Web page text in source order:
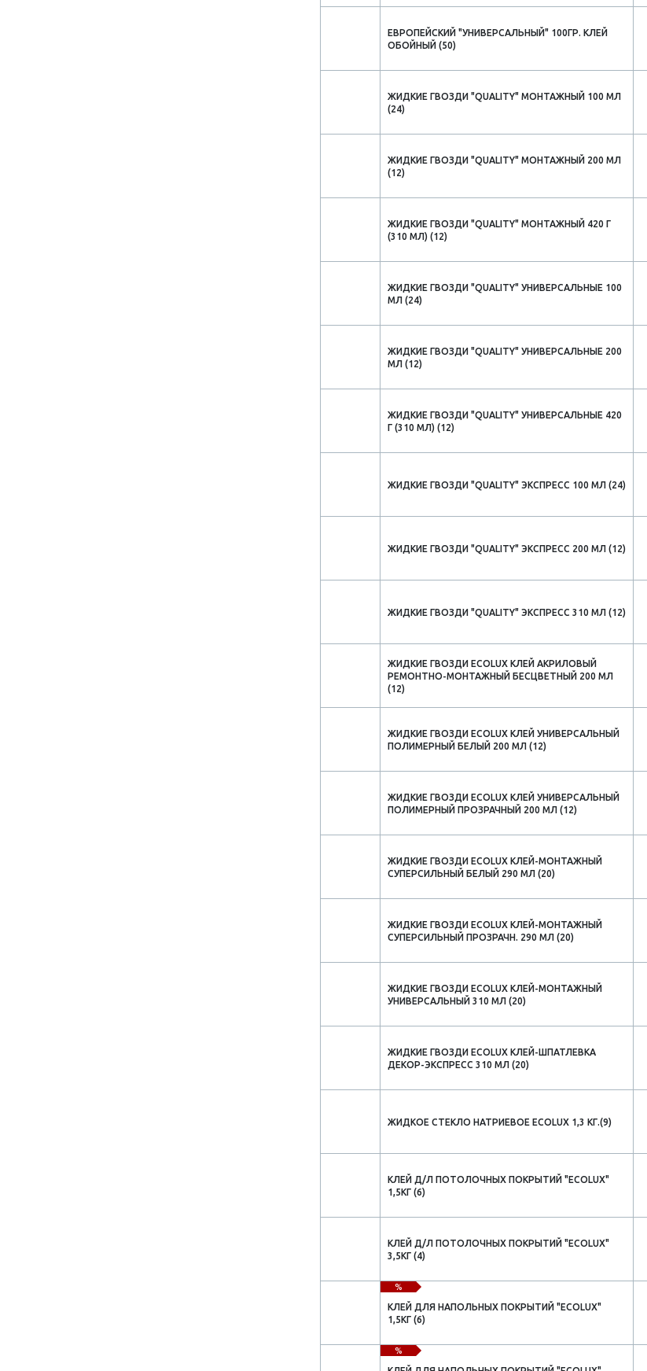
ЕВРОПЕЙСКИЙ "УНИВЕРСАЛЬНЫЙ" 100ГР. КЛЕЙ
ОБОЙНЫЙ (50)
ЖИДКИЕ ГВОЗДИ "QUALITY" МОНТАЖНЫЙ 100 МЛ
(24)
ЖИДКИЕ ГВОЗДИ "QUALITY" МОНТАЖНЫЙ 200 МЛ
(12)
ЖИДКИЕ ГВОЗДИ "QUALITY" МОНТАЖНЫЙ 420 Г
(310 МЛ) (12)
ЖИДКИЕ ГВОЗДИ "QUALITY" УНИВЕРСАЛЬНЫЕ 100
МЛ (24)
ЖИДКИЕ ГВОЗДИ "QUALITY" УНИВЕРСАЛЬНЫЕ 200
МЛ (12)
ЖИДКИЕ ГВОЗДИ "QUALITY" УНИВЕРСАЛЬНЫЕ 420
Г (310 МЛ) (12)
ЖИДКИЕ ГВОЗДИ "QUALITY" ЭКСПРЕСС 100 МЛ (24)
ЖИДКИЕ ГВОЗДИ "QUALITY" ЭКСПРЕСС 200 МЛ (12)
ЖИДКИЕ ГВОЗДИ "QUALITY" ЭКСПРЕСС 310 МЛ (12)
ЖИДКИЕ ГВОЗДИ ECOLUX КЛЕЙ АКРИЛОВЫЙ
РЕМОНТНО-МОНТАЖНЫЙ БЕСЦВЕТНЫЙ 200 МЛ
(12)
ЖИДКИЕ ГВОЗДИ ECOLUX КЛЕЙ УНИВЕРСАЛЬНЫЙ
ПОЛИМЕРНЫЙ БЕЛЫЙ 200 МЛ (12)
ЖИДКИЕ ГВОЗДИ ECOLUX КЛЕЙ УНИВЕРСАЛЬНЫЙ
ПОЛИМЕРНЫЙ ПРОЗРАЧНЫЙ 200 МЛ (12)
ЖИДКИЕ ГВОЗДИ ECOLUX КЛЕЙ-МОНТАЖНЫЙ
СУПЕРСИЛЬНЫЙ БЕЛЫЙ 290 МЛ (20)
ЖИДКИЕ ГВОЗДИ ECOLUX КЛЕЙ-МОНТАЖНЫЙ
СУПЕРСИЛЬНЫЙ ПРОЗРАЧН. 290 МЛ (20)
ЖИДКИЕ ГВОЗДИ ECOLUX КЛЕЙ-МОНТАЖНЫЙ
УНИВЕРСАЛЬНЫЙ 310 МЛ (20)
ЖИДКИЕ ГВОЗДИ ECOLUX КЛЕЙ-ШПАТЛЕВКА
ДЕКОР-ЭКСПРЕСС 310 МЛ (20)
ЖИДКОЕ СТЕКЛО НАТРИЕВОЕ ECOLUX 1,3 КГ.(9)
КЛЕЙ Д/Л ПОТОЛОЧНЫХ ПОКРЫТИЙ "ECOLUX"
1,5КГ (6)
КЛЕЙ Д/Л ПОТОЛОЧНЫХ ПОКРЫТИЙ "ECOLUX"
3,5КГ (4)
%
КЛЕЙ ДЛЯ НАПОЛЬНЫХ ПОКРЫТИЙ "ECOLUX"
1,5КГ (6)
%